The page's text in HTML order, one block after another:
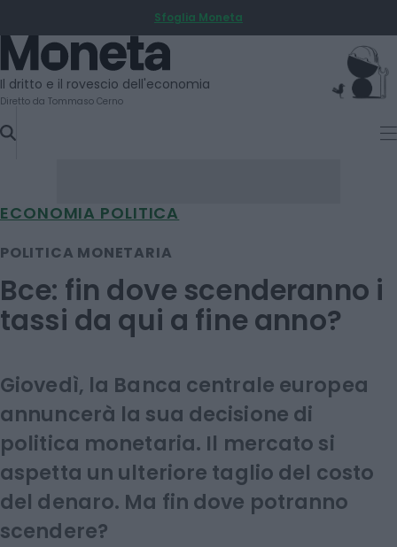
TO
CONTENT
Sfoglia Moneta
Moneta
Il dritto e il rovescio dell'economia
Diretto da Tommaso Cerno
ECONOMIA POLITICA
POLITICA MONETARIA
Bce: fin dove scenderanno i
tassi da qui a fine anno?
Giovedì, la Banca centrale europea
annuncerà la sua decisione di
politica monetaria. Il mercato si
aspetta un ulteriore taglio del costo
del denaro. Ma fin dove potranno
scendere?